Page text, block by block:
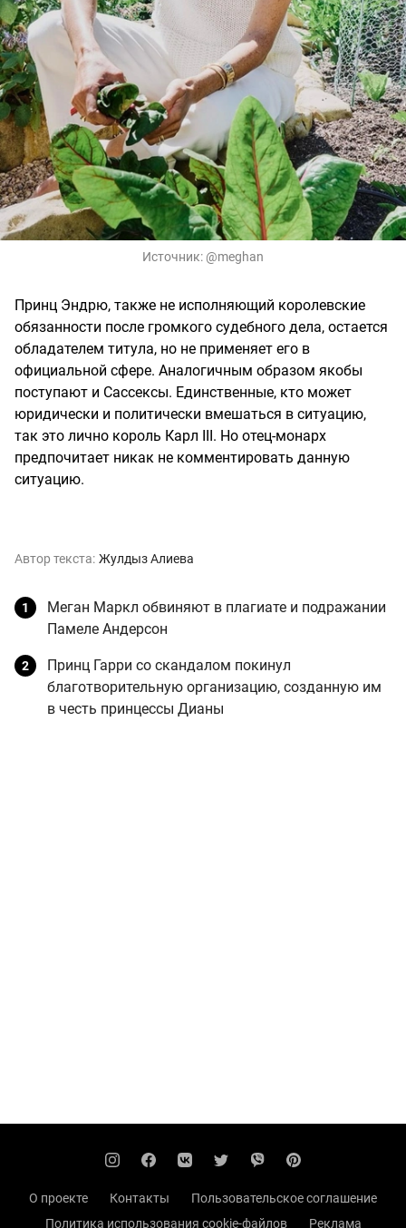
Источник: @meghan
Принц Эндрю, также не исполняющий королевские
обязанности после громкого судебного дела, остается
обладателем титула, но не применяет его в
официальной сфере. Аналогичным образом якобы
поступают и Сассексы. Единственные, кто может
юридически и политически вмешаться в ситуацию,
так это лично король Карл III. Но отец-монарх
предпочитает никак не комментировать данную
ситуацию.
Автор текста: Жулдыз Алиева
Меган Маркл обвиняют в плагиате и подражании
Памеле Андерсон
Принц Гарри со скандалом покинул
благотворительную организацию, созданную им
в честь принцессы Дианы
О проекте Контакты
Пользовательское соглашение
Политика использования cookie-файлов
Реклама